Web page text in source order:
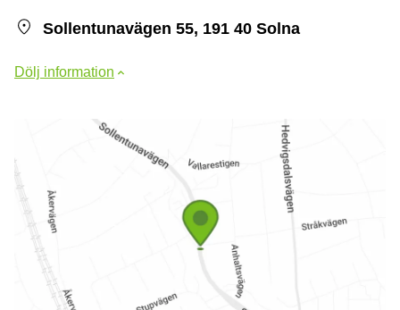
Sollentunavägen 55, 191 40 Solna
Dölj information